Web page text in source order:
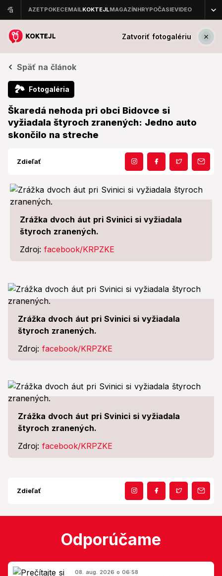
Zatvoriť fotogalériu
Späť na článok
🏞 Fotogaléria
Škaredá nehoda pri obci Bidovce si
vyžiadala štyroch zranených: Jedno auto
skončilo na streche
Zdieľať
Zrážka dvoch áut pri Svinici si vyžiadala
štyroch zranených.
Zdroj: facebook/KRPZKE
Zrážka dvoch áut pri Svinici si vyžiadala
štyroch zranených.
Zdroj: facebook/KRPZKE
Zrážka dvoch áut pri Svinici si vyžiadala
štyroch zranených.
Zdroj: facebook/KRPZKE
Zdieľať
Odporúčame
08. aug. 2026 o 06:58